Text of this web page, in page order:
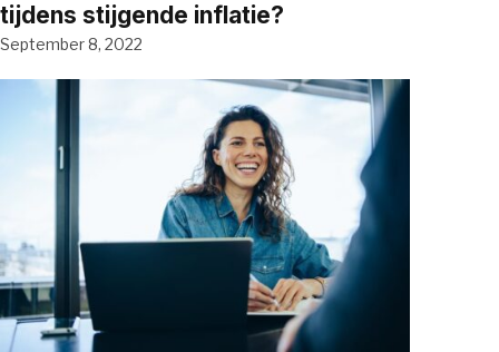
tijdens stijgende inflatie?
September 8, 2022